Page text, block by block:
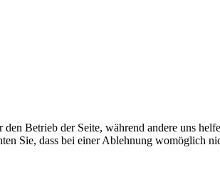
Betrieb der Seite, während andere uns
Sie, dass bei einer Ablehnung womöglich